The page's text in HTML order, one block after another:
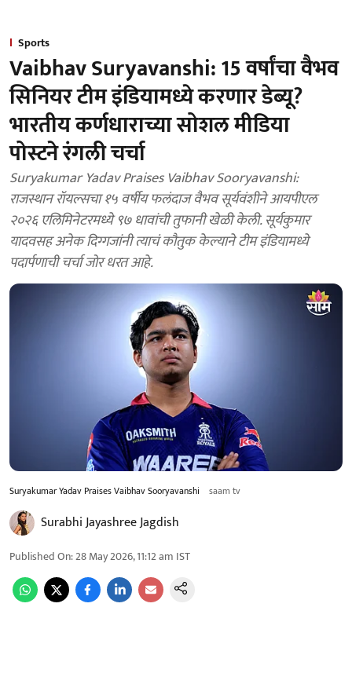
Sports
Vaibhav Suryavanshi: 15 वर्षांचा वैभव
सिनियर टीम इंडियामध्ये करणार डेब्यू?
भारतीय कर्णधाराच्या सोशल मीडिया
पोस्टने रंगली चर्चा
Suryakumar Yadav Praises Vaibhav Sooryavanshi:
राजस्थान रॉयल्सचा १५ वर्षीय फलंदाज वैभव सूर्यवंशीने आयपीएल
२०२६ एलिमिनेटरमध्ये ९७ धावांची तुफानी खेळी केली. सूर्यकुमार
यादवसह अनेक दिग्गजांनी त्याचं कौतुक केल्याने टीम इंडियामध्ये
पदार्पणाची चर्चा जोर धरत आहे.
Suryakumar Yadav Praises Vaibhav Sooryavanshi saam tv
Surabhi Jayashree Jagdish
Published On:28 May 2026, 11:12 am IST